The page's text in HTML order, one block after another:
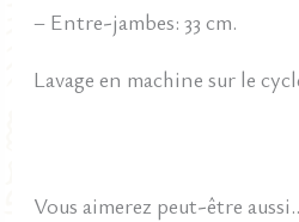
– Entre-jambes: 33 cm.
Lavage en machine sur le
Vous aimerez peut-être